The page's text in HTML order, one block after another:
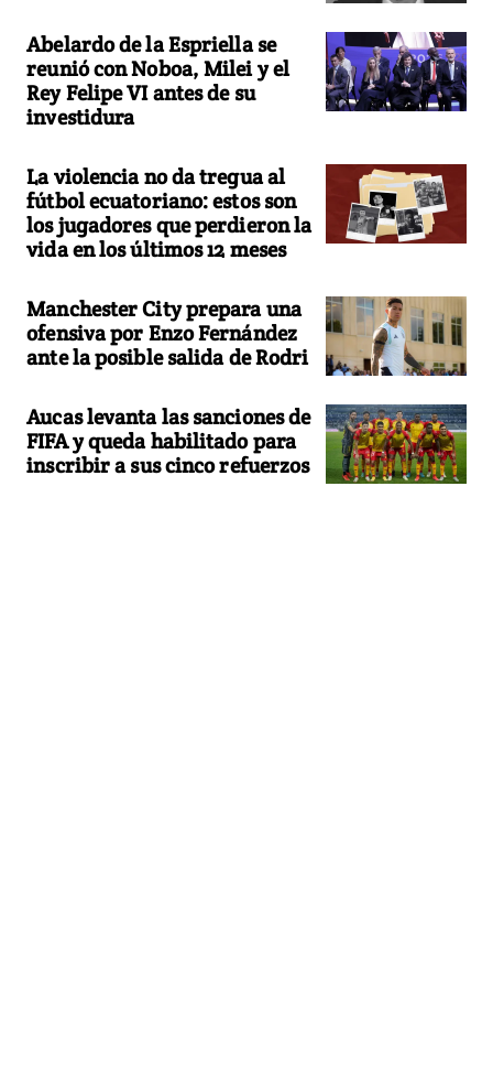
Abelardo de la Espriella se
reunió con Noboa, Milei y el
Rey Felipe VI antes de su
investidura
La violencia no da tregua al
fútbol ecuatoriano: estos son
los jugadores que perdieron la
vida en los últimos 12 meses
Manchester City prepara una
ofensiva por Enzo Fernández
ante la posible salida de Rodri
Aucas levanta las sanciones de
FIFA y queda habilitado para
inscribir a sus cinco refuerzos